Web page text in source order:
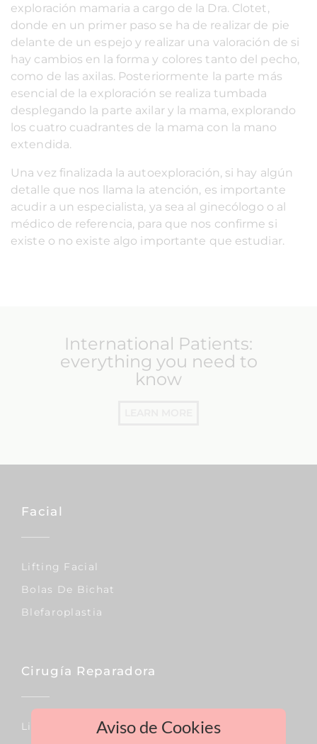
exploración mamaria a cargo de la Dra. Clotet,
donde en un primer paso se ha de realizar de pie
delante de un espejo y realizar una valoración de si
hay cambios en la forma y colores tanto del pecho,
como de las axilas. Posteriormente la parte más
esencial de la exploración se realiza tumbada
desplegando la parte axilar y la mama, explorando
los cuatro cuadrantes de la mama con la mano
extendida.
Una vez finalizada la autoexploración, si hay algún
detalle que nos llama la atención, es importante
acudir a un especialista, ya sea al ginecólogo o al
médico de referencia, para que nos confirme si
existe o no existe algo importante que estudiar.
International Patients:
everything you need to
know
Facial
Lifting Facial
Bolas De Bichat
Blefaroplastia
Cirugía Reparadora
Linfedema
Aviso de Cookies